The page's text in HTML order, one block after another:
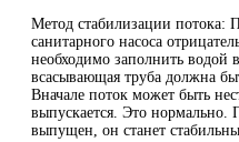
Метод стабилизации потока:
санитарного насоса
необходимо заполнить водой
всасывающая труба должна
Вначале поток может быть
выпускается. Это нормально.
выпущен, он станет